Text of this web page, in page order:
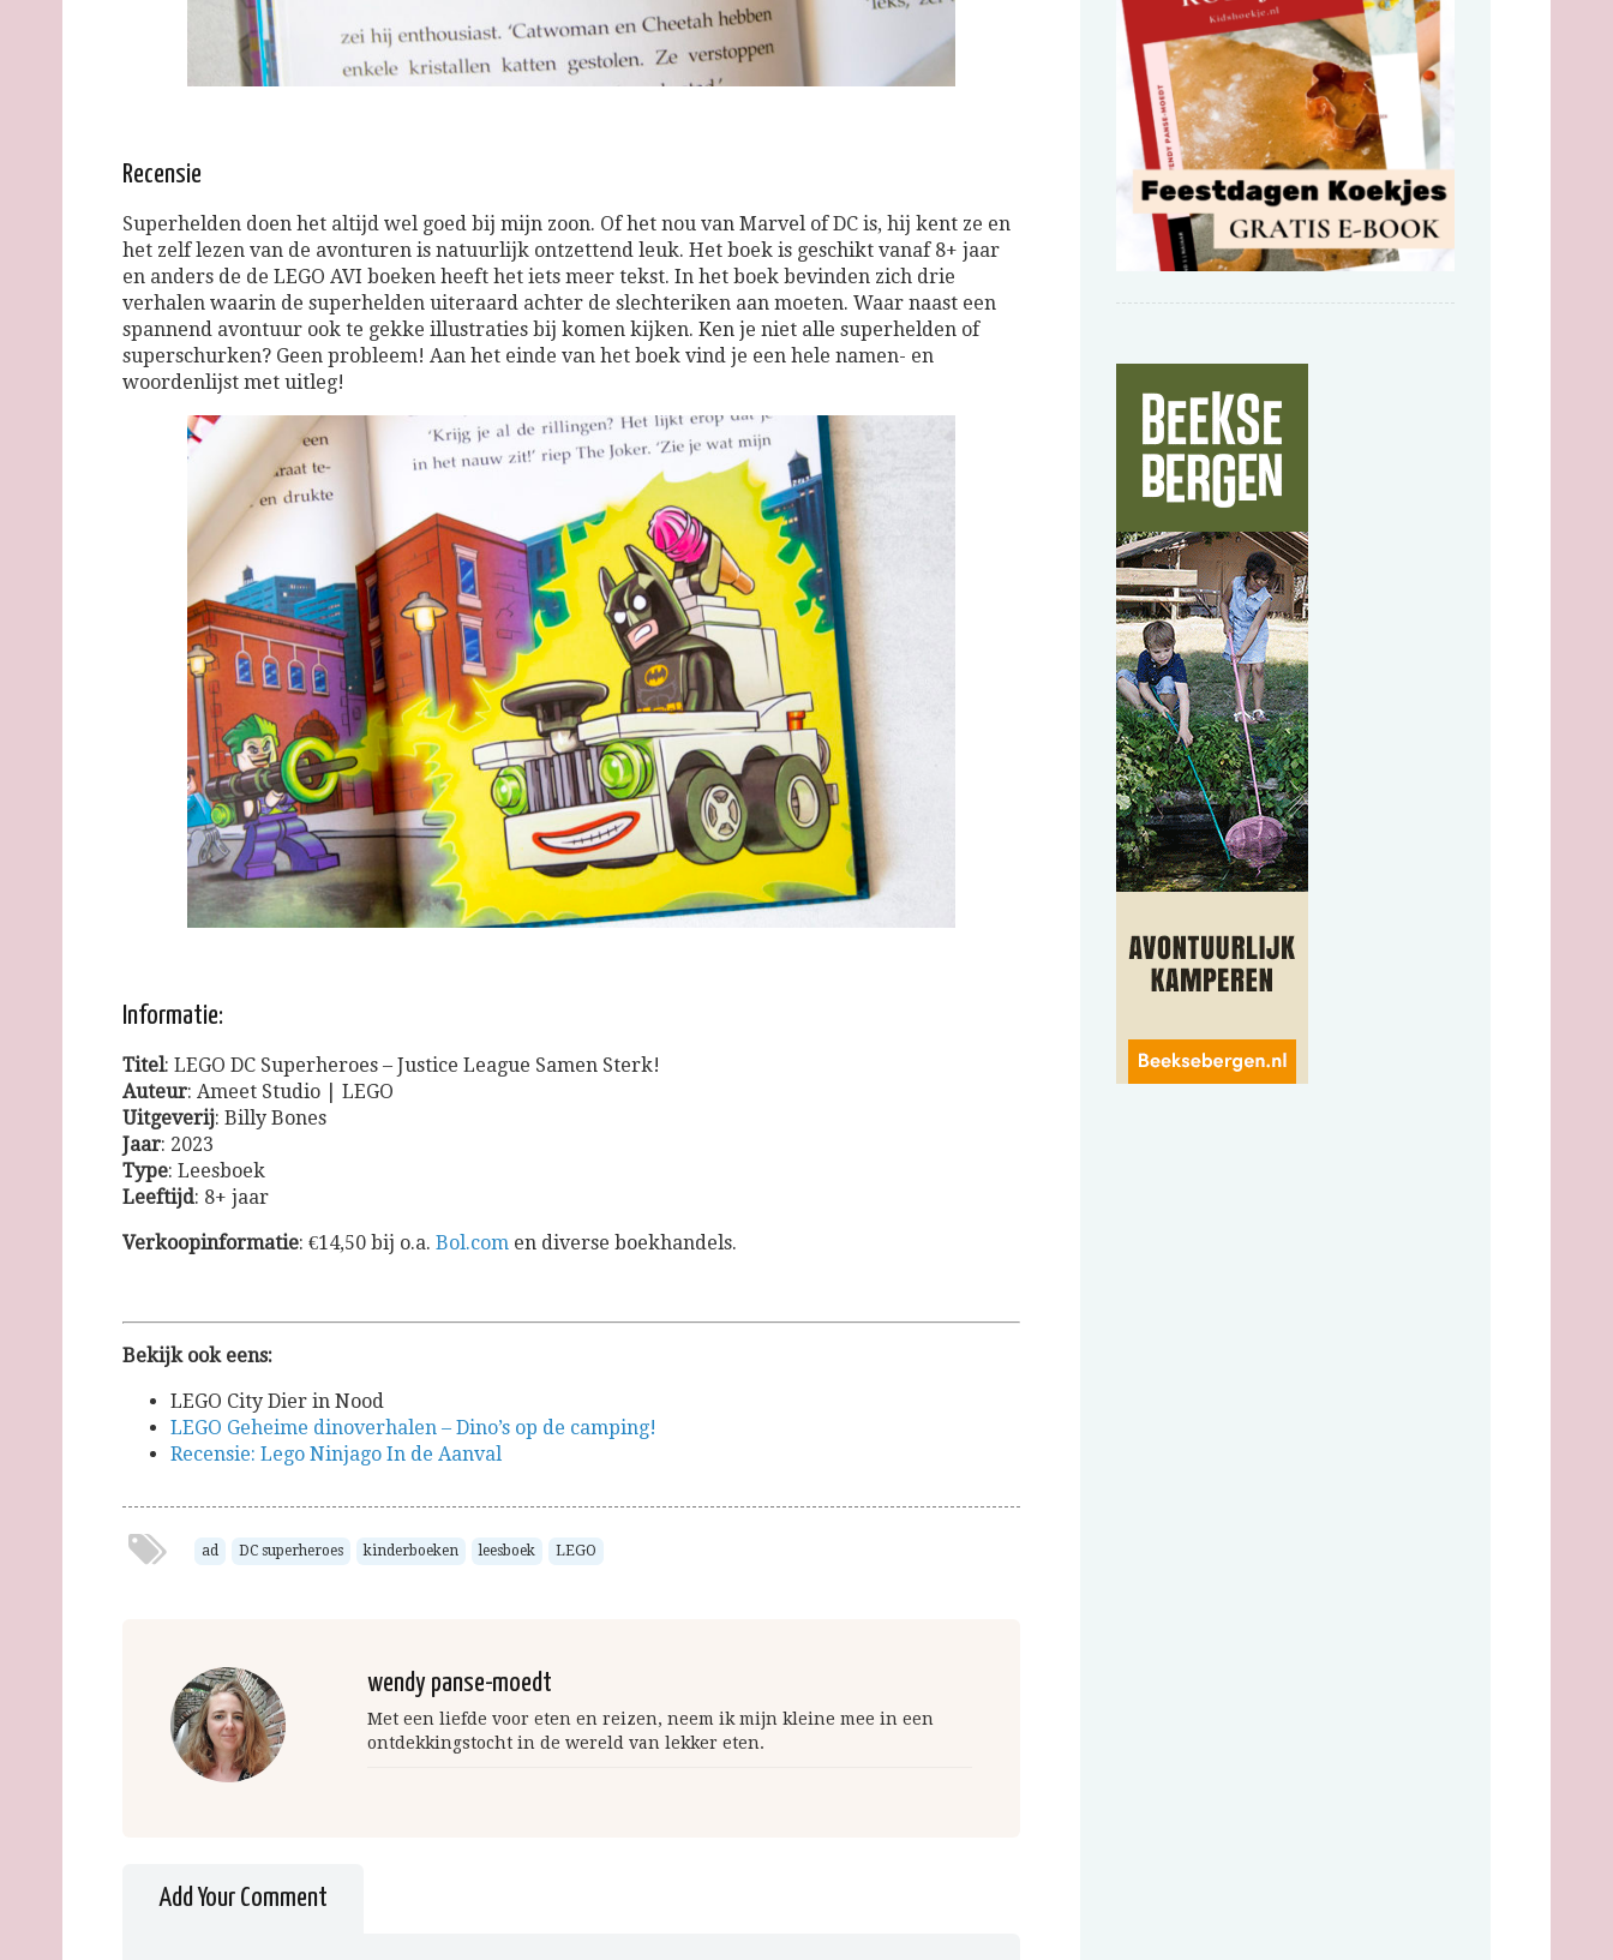
Recensie
Superhelden doen het altijd wel goed bij mijn zoon. Of het nou van Marvel of DC is, hij kent ze en
het zelf lezen van de avonturen is natuurlijk ontzettend leuk. Het boek is geschikt vanaf 8+ jaar
en anders de de LEGO AVI boeken heeft het iets meer tekst. In het boek bevinden zich drie
verhalen waarin de superhelden uiteraard achter de slechteriken aan moeten. Waar naast een
spannend avontuur ook te gekke illustraties bij komen kijken. Ken je niet alle superhelden of
superschurken? Geen probleem! Aan het einde van het boek vind je een hele namen- en
woordenlijst met uitleg!
Informatie:
Titel: LEGO DC Superheroes – Justice League Samen Sterk!
Auteur: Ameet Studio | LEGO
Uitgeverij: Billy Bones
Jaar: 2023
Type: Leesboek
Leeftijd: 8+ jaar
Verkoopinformatie: €14,50 bij o.a. Bol.com en diverse boekhandels.
Bekijk ook eens:
LEGO City Dier in Nood
LEGO Geheime dinoverhalen – Dino’s op de camping!
Recensie: Lego Ninjago In de Aanval
ad DC superheroes kinderboeken leesboek LEGO
wendy panse-moedt
Met een liefde voor eten en reizen, neem ik mijn kleine mee in een
ontdekkingstocht in de wereld van lekker eten.
Add Your Comment